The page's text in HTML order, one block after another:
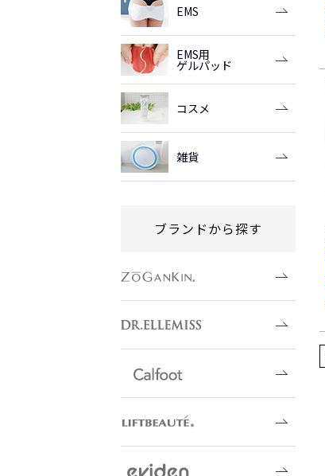
EMS
EMS用
ゲルパッド
コスメ
雑貨
ブランドから探す